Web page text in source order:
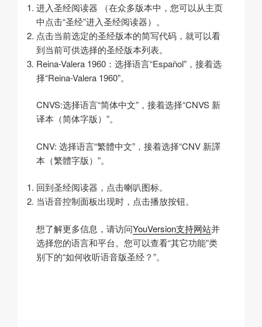
进入圣经阅读器 （在众多版本中，您可以从主页
中点击“圣经”进入圣经阅读器）。
点击当前选定的圣经版本的简写代码，就可以看
到当前可供选择的圣经版本列表。
Reina-Valera 1960：选择语言“Español”，接着选
择“Reina-Valera 1960”。
CNVS:选择语言“简体中文”，接着选择“CNVS 新
译本（简体字版）”。
CNV: 选择语言“繁體中文”，接着选择“CNV 新譯
本（繁體字版）”。
回到圣经阅读器，点击喇叭图标。
当语音控制面板出现时，点击播放按钮。
想了解更多信息，请访问YouVersion支持网站并
选择您的语言和平台。您可以查看“其它功能”类
别下的“如何收听语音版圣经？”。